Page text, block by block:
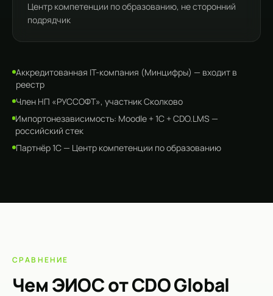
Центр компетенции по образованию, не сторонний
подрядчик
Аккредитованная IT-компания (Минцифры) — входит в
реестр
Член НП «РУССОФТ», участник Сколково
Импортонезависимость: Moodle + 1С + CDO.LMS —
российский стек
Партнёр 1С — Центр компетенции по образованию
СРАВНЕНИЕ
Чем ЭИОС от CDO Global